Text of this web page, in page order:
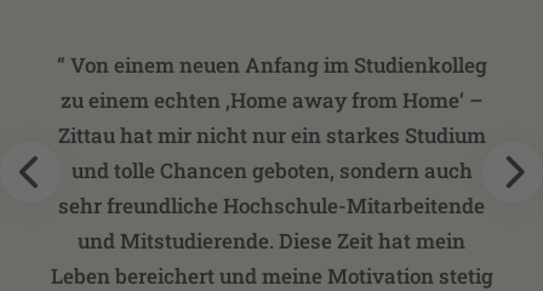
“ Von einem neuen Anfang im Studienkolleg
zu einem echten ‚Home away from Home‘ –
Zittau hat mir nicht nur ein starkes Studium
und tolle Chancen geboten, sondern auch
sehr freundliche Hochschule-Mitarbeitende
und Mitstudierende. Diese Zeit hat mein
Leben bereichert und meine Motivation stetig